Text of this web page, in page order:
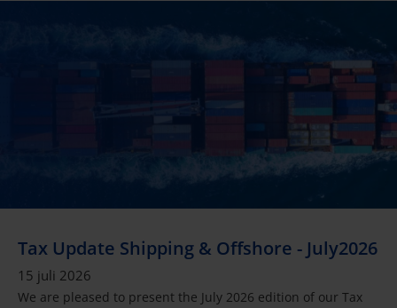
Tax Update Shipping & Offshore - July2026
15 juli 2026
We are pleased to present the July 2026 edition of our Tax